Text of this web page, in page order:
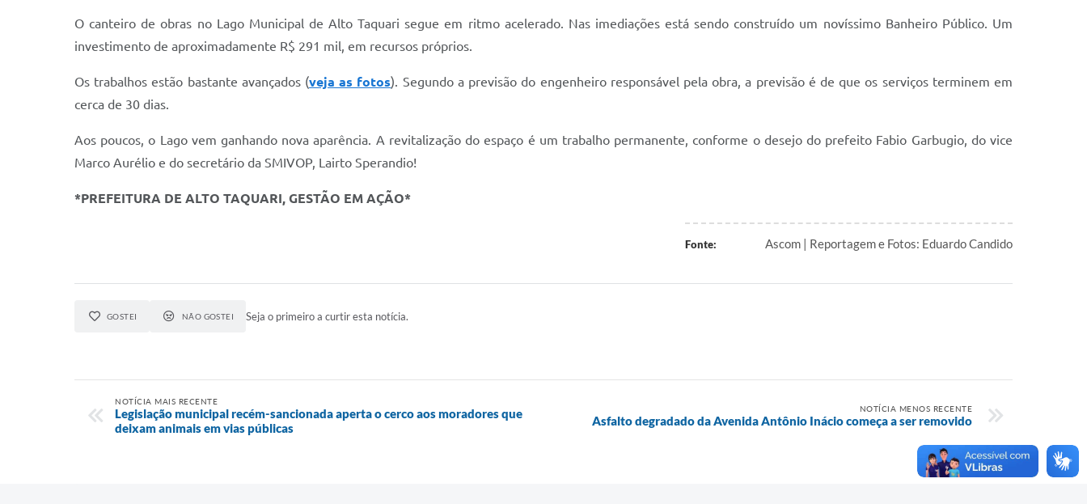
O canteiro de obras no Lago Municipal de Alto Taquari segue em ritmo acelerado. Nas imediações está sendo construído um novíssimo Banheiro Público. Um
investimento de aproximadamente R$ 291 mil, em recursos próprios.
Os trabalhos estão bastante avançados (veja as fotos). Segundo a previsão do engenheiro responsável pela obra, a previsão é de que os serviços terminem em
cerca de 30 dias.
Aos poucos, o Lago vem ganhando nova aparência. A revitalização do espaço é um trabalho permanente, conforme o desejo do prefeito Fabio Garbugio, do vice
Marco Aurélio e do secretário da SMIVOP, Lairto Sperandio!
*PREFEITURA DE ALTO TAQUARI, GESTÃO EM AÇÃO*
Fonte: Ascom | Reportagem e Fotos: Eduardo Candido
GOSTEI NÃO GOSTEI Seja o primeiro a curtir esta notícia.
NOTÍCIA MAIS RECENTE
Legislação municipal recém-sancionada aperta o cerco aos moradores que
deixam animais em vias públicas
NOTÍCIA MENOS RECENTE
Asfalto degradado da Avenida Antônio Inácio começa a ser removido